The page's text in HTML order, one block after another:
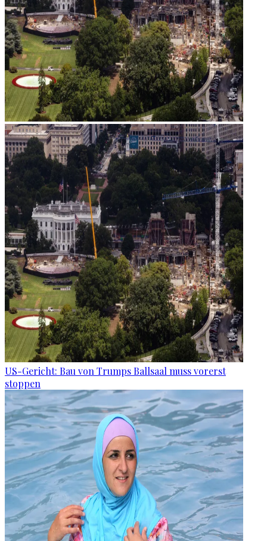
US-Gericht: Bau von Trumps Ballsaal muss vorerst
stoppen